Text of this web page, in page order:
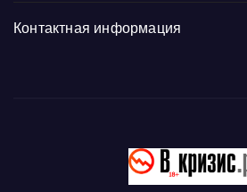
Контактная информация